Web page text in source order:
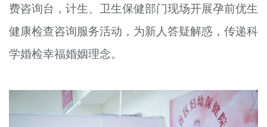
费咨询台，计生、卫生保健部门现场开展孕前优生
健康检查咨询服务活动，为新人答疑解惑，传递科
学婚检幸福婚姻理念。